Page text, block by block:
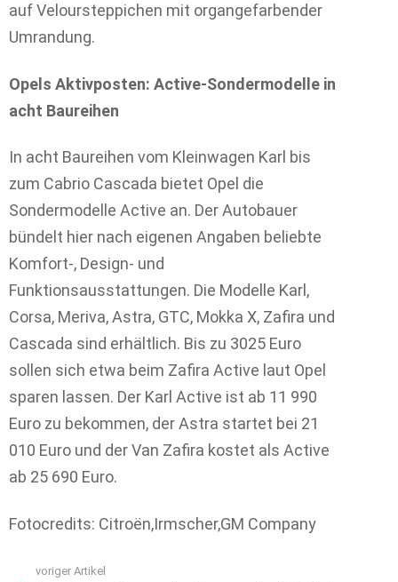
auf Veloursteppichen mit organgefarbender
Umrandung.
Opels Aktivposten: Active-Sondermodelle in
acht Baureihen
In acht Baureihen vom Kleinwagen Karl bis
zum Cabrio Cascada bietet Opel die
Sondermodelle Active an. Der Autobauer
bündelt hier nach eigenen Angaben beliebte
Komfort-, Design- und
Funktionsausstattungen. Die Modelle Karl,
Corsa, Meriva, Astra, GTC, Mokka X, Zafira und
Cascada sind erhältlich. Bis zu 3025 Euro
sollen sich etwa beim Zafira Active laut Opel
sparen lassen. Der Karl Active ist ab 11 990
Euro zu bekommen, der Astra startet bei 21
010 Euro und der Van Zafira kostet als Active
ab 25 690 Euro.
Fotocredits: Citroën,Irmscher,GM Company
voriger Artikel